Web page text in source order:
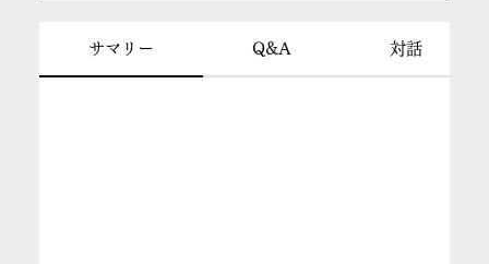
サマリー Q&A 対話